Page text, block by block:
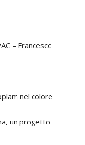
– Francesco
nel colore
un progetto